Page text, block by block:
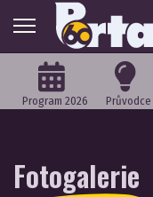
Program 2026 Průvodce
Fotogalerie